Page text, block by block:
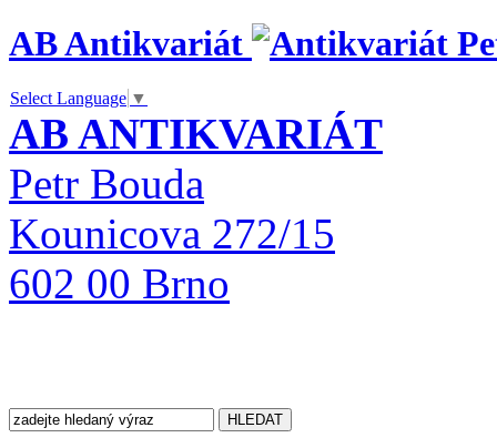
AB Antikvariát
Select Language ▼
AB ANTIKVARIÁT
Petr Bouda
Kounicova 272/15
602 00 Brno